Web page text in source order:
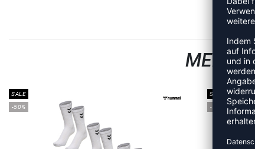
MEHR
SALE
-50%
SALE
-50%